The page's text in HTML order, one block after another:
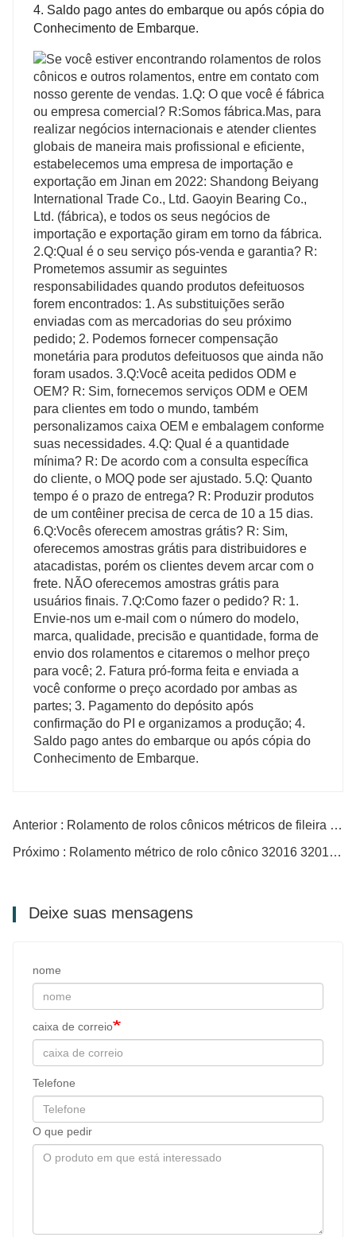
4. Saldo pago antes do embarque ou após cópia do
Conhecimento de Embarque.
Anterior : Rolamento de rolos cônicos métricos de fileira única 32209
Próximo : Rolamento métrico de rolo cônico 32016 32017 32018 32019 32020
Deixe suas mensagens
nome
caixa de correio
Telefone
O que pedir